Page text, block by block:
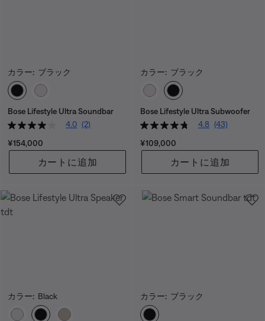
カラー: ブラック
カラーの選択
Bose Lifestyle Ultra Soundbar
4.0 (2)
価格:
¥154,000
カートに追加
カラー: ブラック
カラーの選択
Bose Lifestyle Ultra Subwoofer
4.8 (43)
価格:
¥109,000
カートに追加
カラー: Black
カラーの選択
カラー: ブラック
カラーの選択